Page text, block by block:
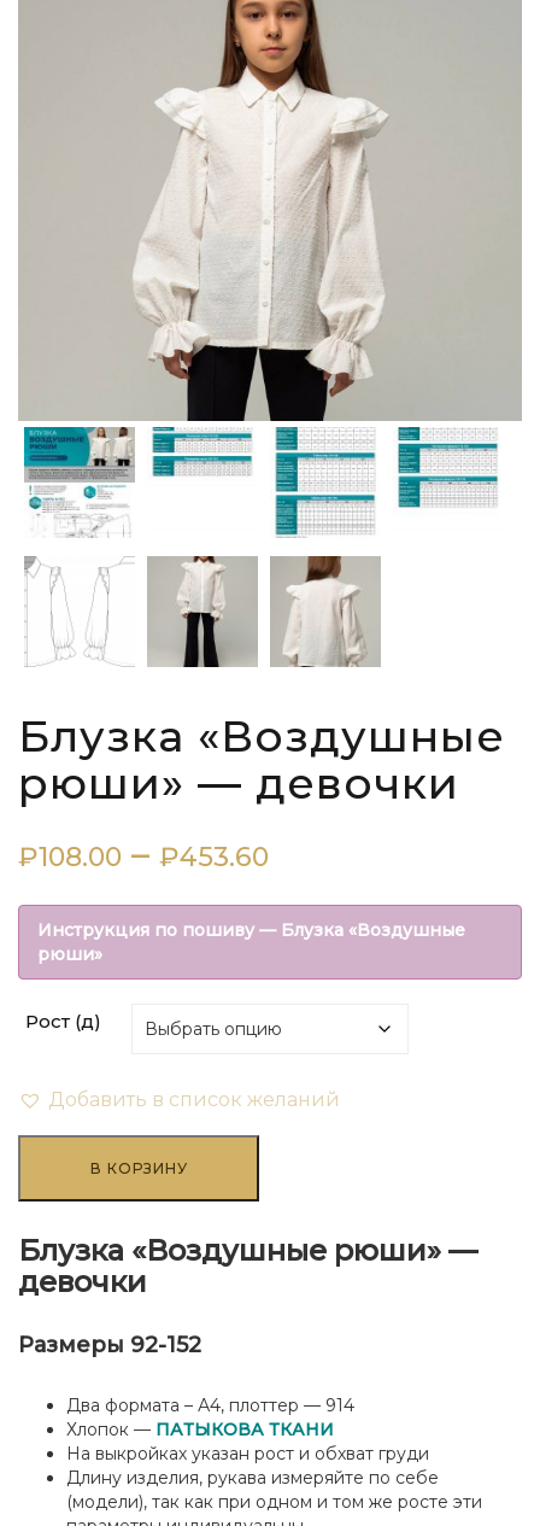
Блузка «Воздушные
рюши» — девочки
₽108.00 – ₽453.60
цен:
–
Инструкция по пошиву — Блузка «Воздушные
рюши»
Рост (д)
Добавить в список желаний
Блузка
рюши"
-
девочки
В КОРЗИНУ
Блузка «Воздушные рюши» —
девочки
Размеры 92-152
Два формата – А4, плоттер — 914
Хлопок — ПАТЫКОВА ТКАНИ
На выкройках указан рост и обхват груди
Длину изделия, рукава измеряйте по себе
(модели), так как при одном и том же росте эти